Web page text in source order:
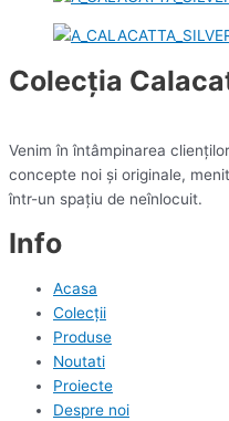
Colecția
Venim în întâmpinarea
concepte noi și originale,
într-un spațiu de neînlocuit.
Info
Acasa
Colecții
Produse
Noutati
Proiecte
Despre noi